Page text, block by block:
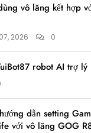
vô lăng kết hợp
2026 0
robot AI trợ lý
dẫn setting
với vô lăng GOG